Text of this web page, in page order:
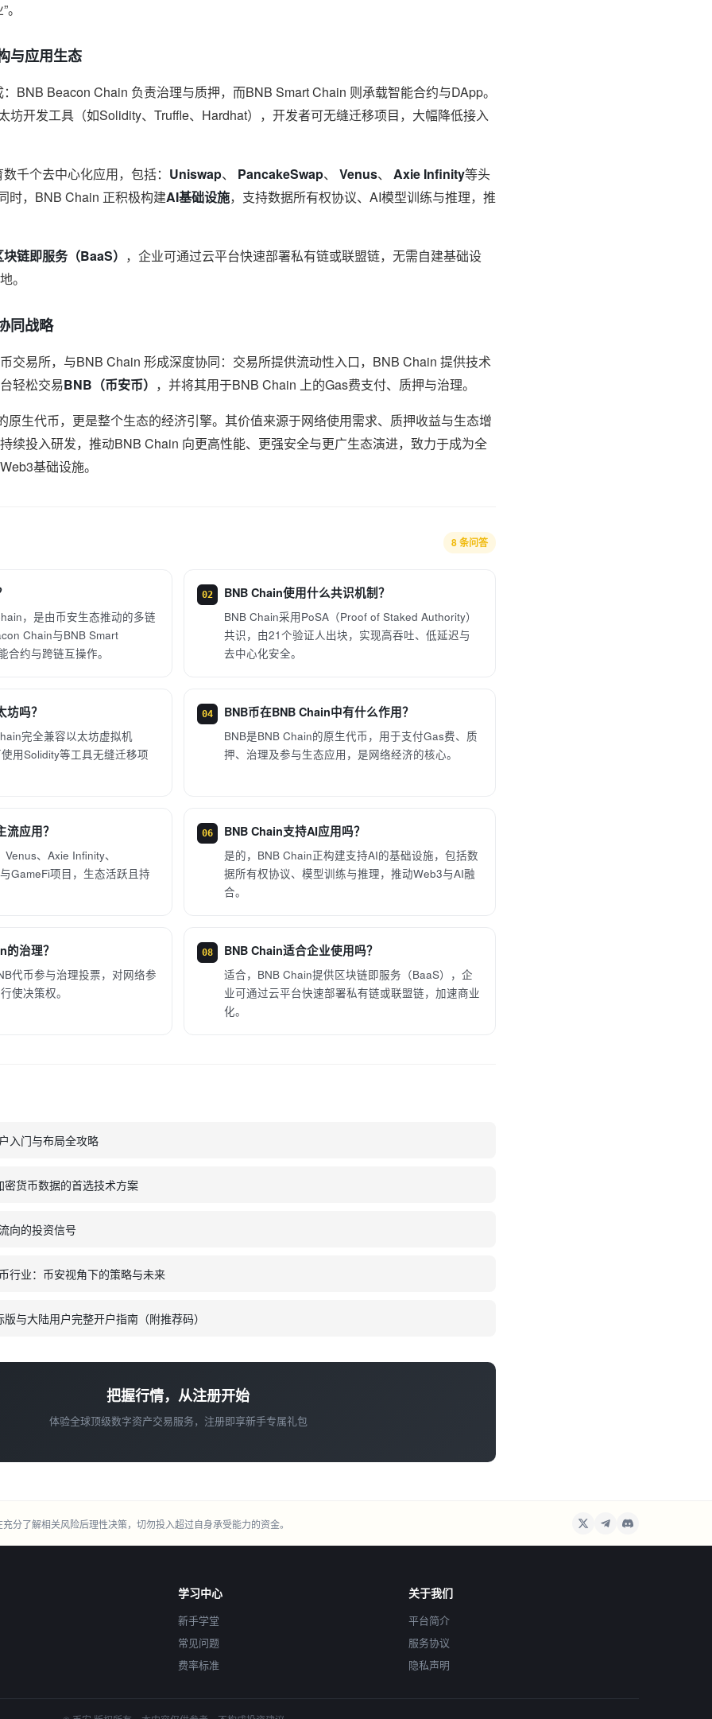
与应用生态
BNB Beacon Chain 负责治理与质押，而BNB Smart Chain 则承载智能合约与DApp。
坊开发工具（如Solidity、Truffle、Hardhat），开发者可无缝迁移项目，大幅降低接入
千个去中心化应用，包括： Uniswap、 PancakeSwap、 Venus、 Axie Infinity等头
时，BNB Chain 正积极构建AI基础设施，支持数据所有权协议、AI模型训练与推理，推
块链即服务（BaaS） ，企业可通过云平台快速部署私有链或联盟链，无需自建基础设
。
同战略
交易所，与BNB Chain 形成深度协同：交易所提供流动性入口，BNB Chain 提供技术
轻松交易BNB（币安币） ，并将其用于BNB Chain 上的Gas费支付、质押与治理。
原生代币，更是整个生态的经济引擎。其价值来源于网络使用需求、质押收益与生态增
续投入研发，推动BNB Chain 向更高性能、更强安全与更广生态演进，致力于成为全
基础设施。
8 条问答
，是由币安生态推动的多链
Chain与BNB Smart
合约与跨链互操作。
02 BNB Chain使用什么共识机制？
BNB Chain采用PoSA（Proof of Staked Authority）
共识，由21个验证人出块，实现高吞吐、低延迟与
去中心化安全。
吗？
完全兼容以太坊虚拟机
使用Solidity等工具无缝迁移项
04 BNB币在BNB Chain中有什么作用？
BNB是BNB Chain的原生代币，用于支付Gas费、质
押、治理及参与生态应用，是网络经济的核心。
流应用？
、Axie Infinity、
GameFi项目，生态活跃且持
06 BNB Chain支持AI应用吗？
是的，BNB Chain正构建支持AI的基础设施，包括数
据所有权协议、模型训练与推理，推动Web3与AI融
合。
治理？
代币参与治理投票，对网络参
使决策权。
08 BNB Chain适合企业使用吗？
适合，BNB Chain提供区块链即服务（BaaS），企
业可通过云平台快速部署私有链或联盟链，加速商业
化。
入门与布局全攻略
货币数据的首选技术方案
向的投资信号
行业：币安视角下的策略与未来
与大陆用户完整开户指南（附推荐码）
把握行情，从注册开始
体验全球顶级数字资产交易服务，注册即享新手专属礼包
分了解相关风险后理性决策，切勿投入超过自身承受能力的资金。
学习中心
新手学堂
常见问题
费率标准
关于我们
平台简介
服务协议
隐私声明